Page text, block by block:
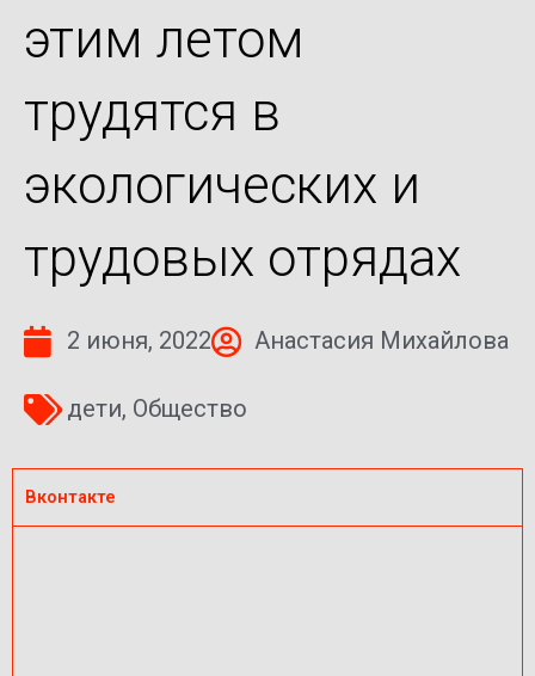
этим летом
трудятся в
экологических и
трудовых отрядах
2 июня, 2022 Анастасия Михайлова
дети, Общество
Вконтакте